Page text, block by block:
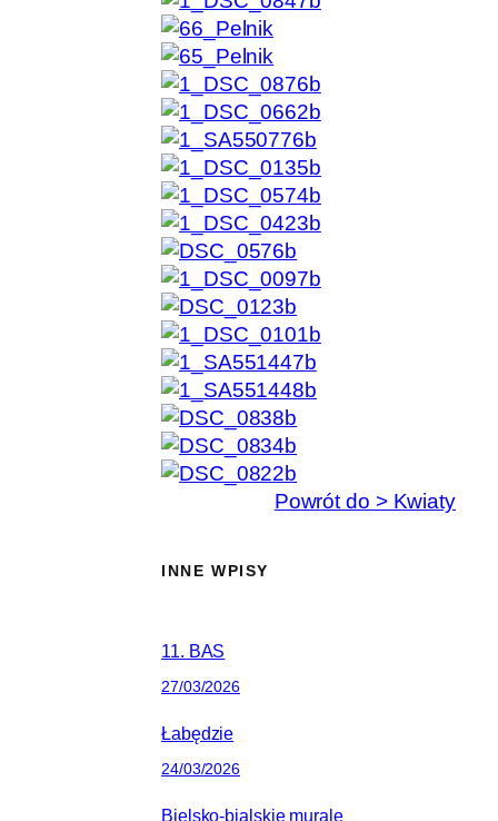
Powrót do > Kwiaty
INNE WPISY
11. BAS
27/03/2026
Łabędzie
24/03/2026
Bielsko-bialskie murale